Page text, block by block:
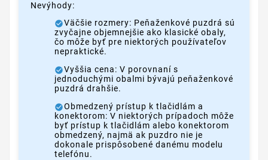
Nevýhody:
Väčšie rozmery: Peňaženkové puzdrá sú
zvyčajne objemnejšie ako klasické obaly,
čo môže byť pre niektorých používateľov
nepraktické.
Vyššia cena: V porovnaní s
jednoduchými obalmi bývajú peňaženkové
puzdrá drahšie.
Obmedzený prístup k tlačidlám a
konektorom: V niektorých prípadoch môže
byť prístup k tlačidlám alebo konektorom
obmedzený, najmä ak puzdro nie je
dokonale prispôsobené danému modelu
telefónu.